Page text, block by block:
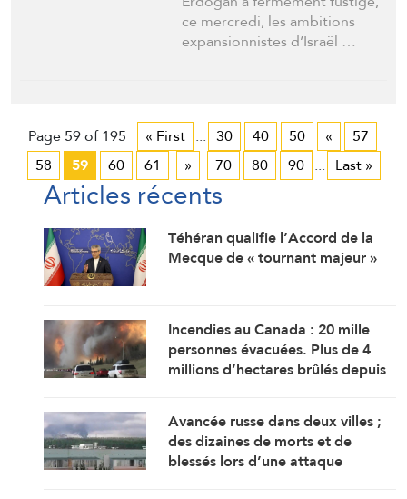
ce mercredi, les ambitions
expansionnistes d’Israël …
Page 59 of 195 « First ... 30 40 50 «
57
58
59 60 61 » 70 80 90 ... Last »
Articles récents
Téhéran qualifie l’Accord de la
Mecque de « tournant majeur »
Incendies au Canada : 20 mille
personnes évacuées. Plus de 4
millions d’hectares brûlés depuis
Avancée russe dans deux villes ;
des dizaines de morts et de
blessés lors d’une attaque